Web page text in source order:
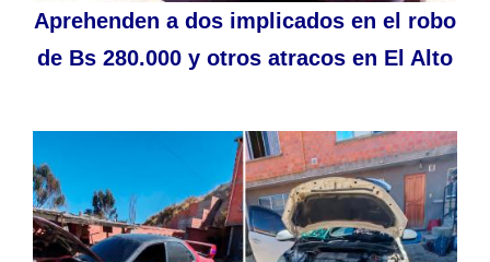
Aprehenden a dos implicados en el robo
de Bs 280.000 y otros atracos en El Alto